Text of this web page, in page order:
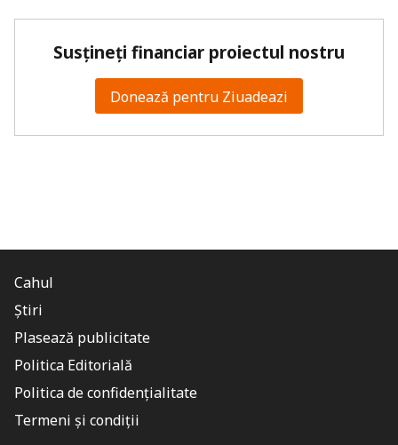
Susțineți financiar proiectul nostru
Donează pentru Ziuadeazi
Cahul
Știri
Plasează publicitate
Politica Editorială
Politica de confidențialitate
Termeni și condiții